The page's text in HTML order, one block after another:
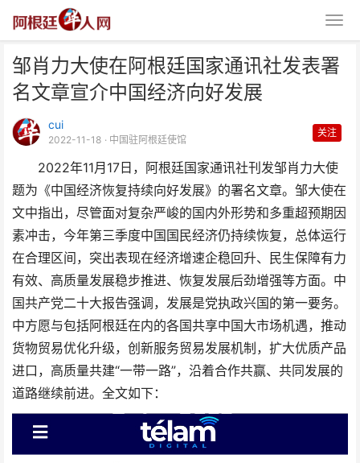
邹肖力大使在阿根廷国家通讯社发表署
名文章宣介中国经济向好发展
cui
2022-11-18 · 中国驻阿根廷使馆
关注
2022年11月17日，阿根廷国家通讯社刊发邹肖力大使
题为《中国经济恢复持续向好发展》的署名文章。邹大使在
文中指出，尽管面对复杂严峻的国内外形势和多重超预期因
素冲击，今年第三季度中国国民经济仍持续恢复，总体运行
在合理区间，突出表现在经济增速企稳回升、民生保障有力
有效、高质量发展稳步推进、恢复发展后劲增强等方面。中
国共产党二十大报告强调，发展是党执政兴国的第一要务。
中方愿与包括阿根廷在内的各国共享中国大市场机遇，推动
货物贸易优化升级，创新服务贸易发展机制，扩大优质产品
进口，高质量共建“一带一路”，沿着合作共赢、共同发展的
道路继续前进。全文如下：
邹肖力大使在阿根廷国家通讯社发
表署名文章宣介中国经济